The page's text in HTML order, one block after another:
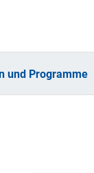
und Programme